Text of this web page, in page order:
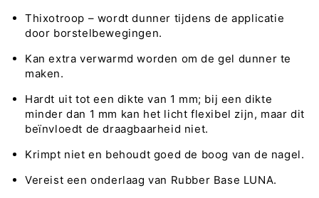
Thixotroop – wordt dunner tijdens de applicatie
door borstelbewegingen.
Kan extra verwarmd worden om de gel dunner te
maken.
Hardt uit tot een dikte van 1 mm; bij een dikte
minder dan 1 mm kan het licht flexibel zijn, maar dit
beïnvloedt de draagbaarheid niet.
Krimpt niet en behoudt goed de boog van de nagel.
Vereist een onderlaag van Rubber Base LUNA.